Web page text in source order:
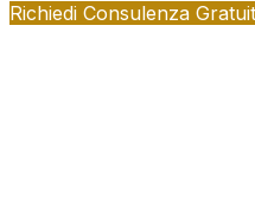
Richiedi Consulenza